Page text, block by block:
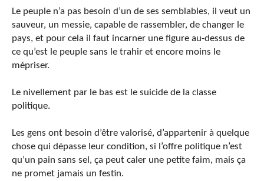
Le peuple n’a pas besoin d’un de ses semblables, il veut un
sauveur, un messie, capable de rassembler, de changer le
pays, et pour cela il faut incarner une figure au-dessus de
ce qu’est le peuple sans le trahir et encore moins le
mépriser.
Le nivellement par le bas est le suicide de la classe
politique.
Les gens ont besoin d’être valorisé, d’appartenir à quelque
chose qui dépasse leur condition, si l’offre politique n’est
qu’un pain sans sel, ça peut caler une petite faim, mais ça
ne promet jamais un festin.